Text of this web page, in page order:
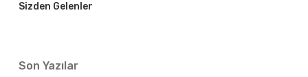
Sizden Gelenler
Son Yazılar